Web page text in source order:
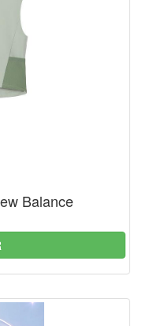
Balance